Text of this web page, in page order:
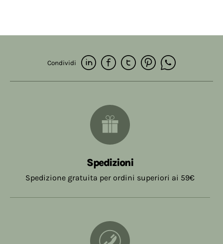
Condividi
Spedizioni
Spedizione gratuita per ordini superiori ai 59€